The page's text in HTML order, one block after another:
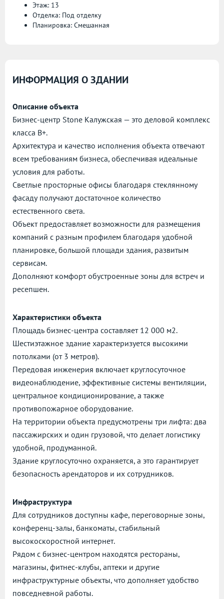
Этаж: 13
Отделка: Под отделку
Планировка: Смешанная
ИНФОРМАЦИЯ О ЗДАНИИ
Описание объекта
Бизнес-центр Stone Калужская — это деловой комплекс
класса B+.
Архитектура и качество исполнения объекта отвечают
всем требованиям бизнеса, обеспечивая идеальные
условия для работы.
Светлые просторные офисы благодаря стеклянному
фасаду получают достаточное количество
естественного света.
Объект предоставляет возможности для размещения
компаний с разным профилем благодаря удобной
планировке, большой площади здания, развитым
сервисам.
Дополняют комфорт обустроенные зоны для встреч и
ресепшен.
Характеристики объекта
Площадь бизнес-центра составляет 12 000 м2.
Шестиэтажное здание характеризуется высокими
потолками (от 3 метров).
Передовая инженерия включает круглосуточное
видеонаблюдение, эффективные системы вентиляции,
центральное кондиционирование, а также
противопожарное оборудование.
На территории объекта предусмотрены три лифта: два
пассажирских и один грузовой, что делает логистику
удобной, продуманной.
Здание круглосуточно охраняется, а это гарантирует
безопасность арендаторов и их сотрудников.
Инфраструктура
Для сотрудников доступны кафе, переговорные зоны,
конференц-залы, банкоматы, стабильный
высокоскоростной интернет.
Рядом с бизнес-центром находятся рестораны,
магазины, фитнес-клубы, аптеки и другие
инфраструктурные объекты, что дополняет удобство
повседневной работы.